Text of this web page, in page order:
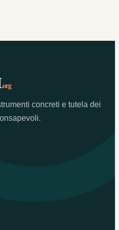
.org
concreti e tutela dei